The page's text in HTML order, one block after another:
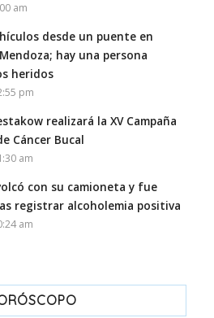
am
desde un puente en
hay una persona
heridos
pm
realizará la XV Campaña
Cáncer Bucal
am
con su camioneta y fue
registrar alcoholemia positiva
am